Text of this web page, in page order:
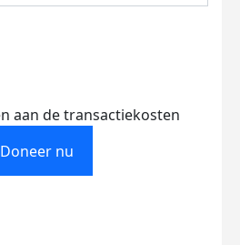
aan de transactiekosten
Doneer nu